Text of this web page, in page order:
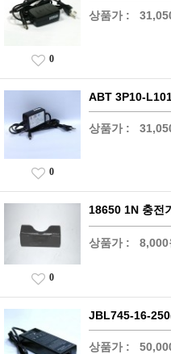
상품가 :
0
ABT 3P10-
상품가 :
0
18650 1N 충전
상품가 : 8,000
0
JBL745-16-
상품가 :